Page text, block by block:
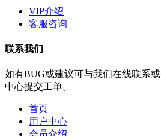
VIP介绍
客服咨询
联系我们
如有BUG或建议可与我们在线联系
中心提交工单。
首页
用户中心